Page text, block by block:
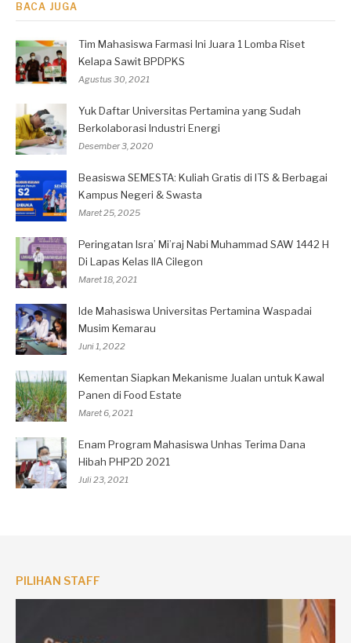
BACA JUGA
Tim Mahasiswa Farmasi Ini Juara 1 Lomba Riset
Kelapa Sawit BPDPKS
Agustus 30, 2021
Yuk Daftar Universitas Pertamina yang Sudah
Berkolaborasi Industri Energi
Desember 3, 2020
Beasiswa SEMESTA: Kuliah Gratis di ITS & Berbagai
Kampus Negeri & Swasta
Maret 25, 2025
Peringatan Isra’ Mi’raj Nabi Muhammad SAW 1442 H
Di Lapas Kelas IIA Cilegon
Maret 18, 2021
Ide Mahasiswa Universitas Pertamina Waspadai
Musim Kemarau
Juni 1, 2022
Kementan Siapkan Mekanisme Jualan untuk Kawal
Panen di Food Estate
Maret 6, 2021
Enam Program Mahasiswa Unhas Terima Dana
Hibah PHP2D 2021
Juli 23, 2021
PILIHAN STAFF